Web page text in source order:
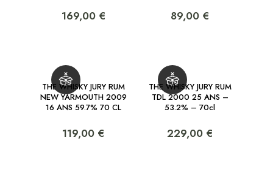
169,00 € 89,00 €
THE WHISKY JURY RUM
NEW YARMOUTH 2009
16 ANS 59.7% 70 CL
119,00 €
THE WHISKY JURY RUM
TDL 2000 25 ANS –
53.2% – 70cl
229,00 €